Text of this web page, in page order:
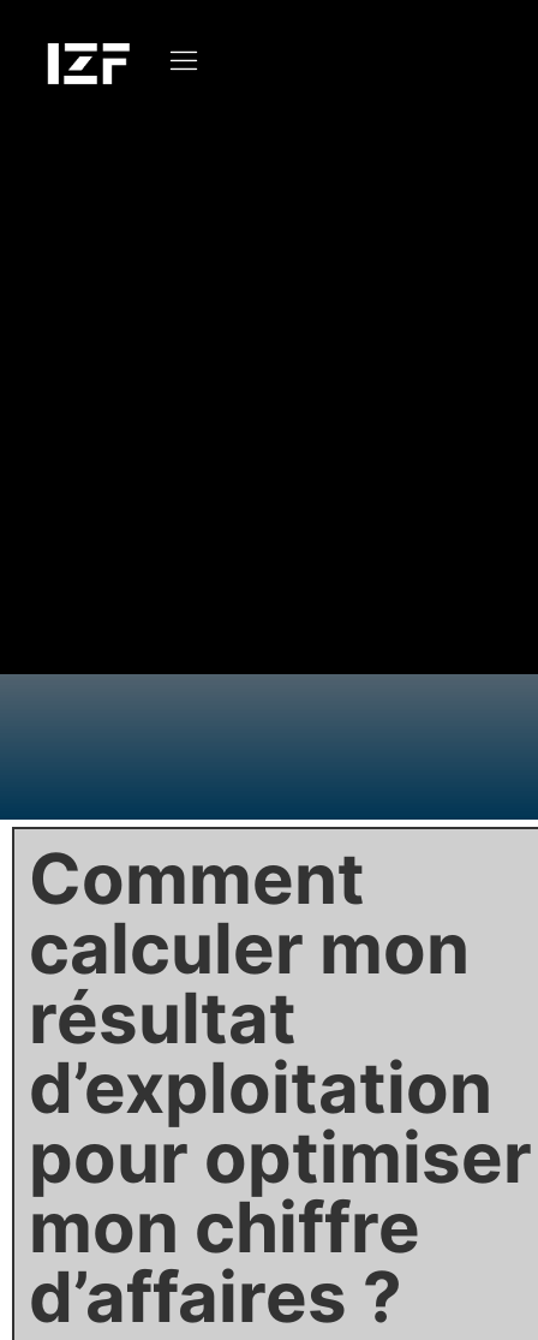
Comment
calculer mon
résultat
d’exploitation
pour optimiser
mon chiffre
d’affaires ?